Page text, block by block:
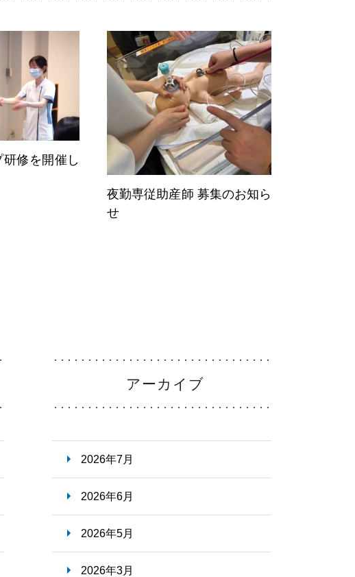
ペシャリスト Specialists
務・福利厚生 Welfare
修を開催し
夜勤専従助産師 募集のお知ら
せ
アーカイブ
2026年7月
2026年6月
2026年5月
2026年3月